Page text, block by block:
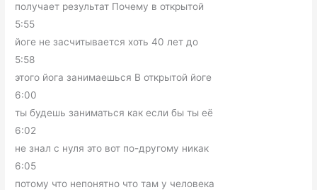
получает результат Почему в открытой
5:55
йоге не засчитывается хоть 40 лет до
5:58
этого йога занимаешься В открытой йоге
6:00
ты будешь заниматься как если бы ты её
6:02
не знал с нуля это вот по-другому никак
6:05
потому что непонятно что там у человека